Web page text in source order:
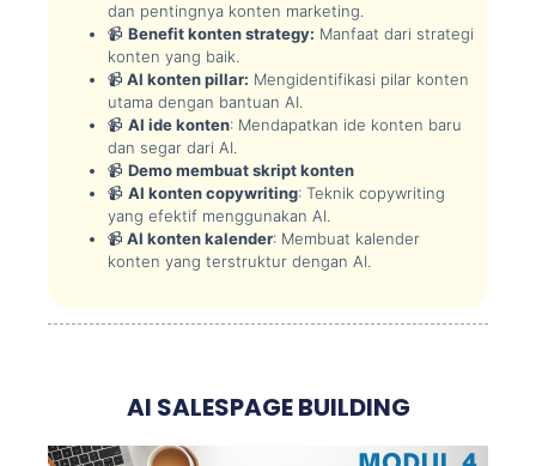
dan pentingnya konten marketing.
📹 Benefit konten strategy: Manfaat dari strategi
konten yang baik.
📹 AI konten pillar: Mengidentifikasi pilar konten
utama dengan bantuan AI.
📹 AI ide konten: Mendapatkan ide konten baru
dan segar dari AI.
📹 Demo membuat skript konten
📹 AI konten copywriting: Teknik copywriting
yang efektif menggunakan AI.
📹 AI konten kalender: Membuat kalender
konten yang terstruktur dengan AI.
AI SALESPAGE BUILDING